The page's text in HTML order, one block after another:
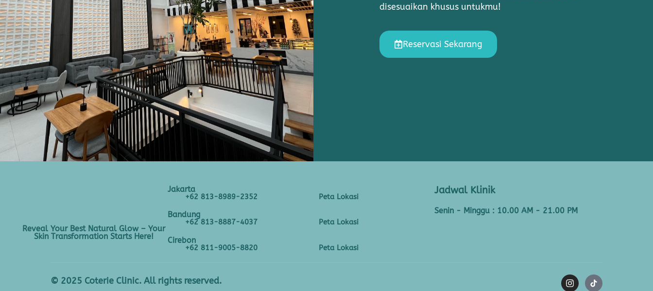
disesuaikan khusus untukmu!
Reservasi Sekarang
Reveal Your Best Natural Glow – Your
Skin Transformation Starts Here!
Jakarta
+62 813-8989-2352 Peta Lokasi
Bandung
+62 813-8887-4037 Peta Lokasi
Cirebon
+62 811-9005-8820 Peta Lokasi
Jadwal Klinik
Senin - Minggu : 10.00 AM - 21.00 PM
© 2025 Coterie Clinic. All rights reserved.